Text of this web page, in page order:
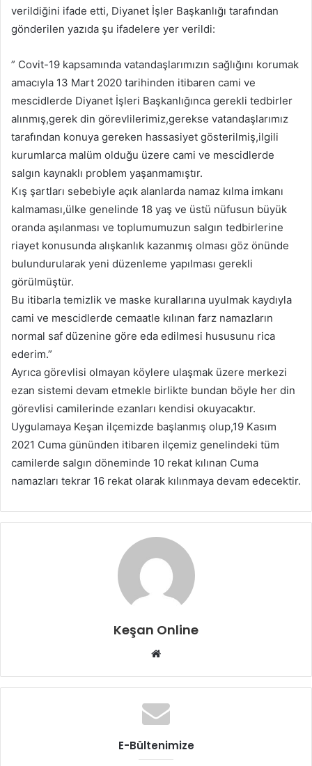
verildiğini ifade etti, Diyanet İşler Başkanlığı tarafından
gönderilen yazıda şu ifadelere yer verildi:
” Covit-19 kapsamında vatandaşlarımızın sağlığını korumak
amacıyla 13 Mart 2020 tarihinden itibaren cami ve
mescidlerde Diyanet İşleri Başkanlığınca gerekli tedbirler
alınmış,gerek din görevlilerimiz,gerekse vatandaşlarımız
tarafından konuya gereken hassasiyet gösterilmiş,ilgili
kurumlarca malüm olduğu üzere cami ve mescidlerde
salgın kaynaklı problem yaşanmamıştır.
Kış şartları sebebiyle açık alanlarda namaz kılma imkanı
kalmaması,ülke genelinde 18 yaş ve üstü nüfusun büyük
oranda aşılanması ve toplumumuzun salgın tedbirlerine
riayet konusunda alışkanlık kazanmış olması göz önünde
bulundurularak yeni düzenleme yapılması gerekli
görülmüştür.
Bu itibarla temizlik ve maske kurallarına uyulmak kaydıyla
cami ve mescidlerde cemaatle kılınan farz namazların
normal saf düzenine göre eda edilmesi hususunu rica
ederim.”
Ayrıca görevlisi olmayan köylere ulaşmak üzere merkezi
ezan sistemi devam etmekle birlikte bundan böyle her din
görevlisi camilerinde ezanları kendisi okuyacaktır.
Uygulamaya Keşan ilçemizde başlanmış olup,19 Kasım
2021 Cuma gününden itibaren ilçemiz genelindeki tüm
camilerde salgın döneminde 10 rekat kılınan Cuma
namazları tekrar 16 rekat olarak kılınmaya devam edecektir.
Keşan Online
Web
E-Bültenimize